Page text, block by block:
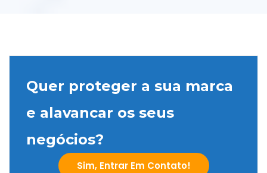
Quer proteger a sua marca
e alavancar os seus
negócios?
Sim, Entrar Em Contato!